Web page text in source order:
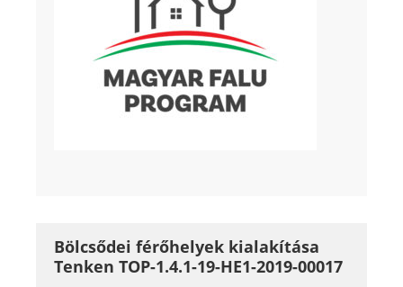
Bölcsődei férőhelyek kialakítása
Tenken TOP-1.4.1-19-HE1-2019-00017